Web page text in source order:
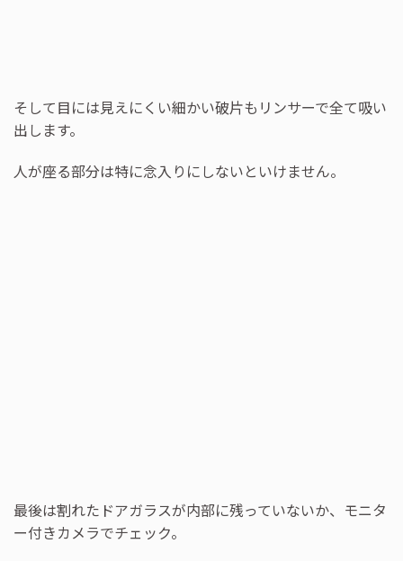
そして目には見えにくい細かい破片もリンサーで全て吸い
出します。
人が座る部分は特に念入りにしないといけません。
最後は割れたドアガラスが内部に残っていないか、モニタ
ー付きカメラでチェック。